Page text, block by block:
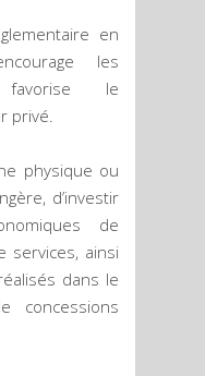
en
les
favorise le
privé.
physique ou
d’investir
de
services, ainsi
dans le
concessions